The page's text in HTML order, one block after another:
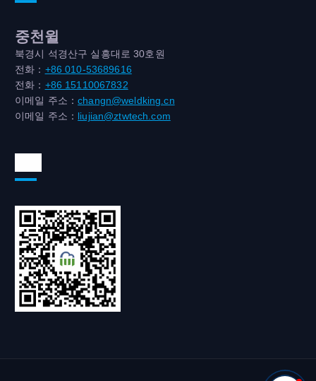
중천윌
북경시 석경산구 실흥대로 30호원
전화： +86 010-53689616
전화： +86 15110067832
이메일 주소：changn@weldking.cn
이메일 주소： liujian@ztwtech.com